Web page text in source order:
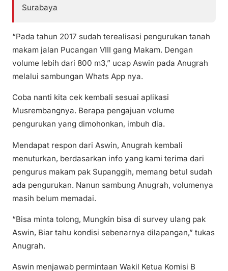
Surabaya
“Pada tahun 2017 sudah terealisasi pengurukan tanah
makam jalan Pucangan VIII gang Makam. Dengan
volume lebih dari 800 m3,” ucap Aswin pada Anugrah
melalui sambungan Whats App nya.
Coba nanti kita cek kembali sesuai aplikasi
Musrembangnya. Berapa pengajuan volume
pengurukan yang dimohonkan, imbuh dia.
Mendapat respon dari Aswin, Anugrah kembali
menuturkan, berdasarkan info yang kami terima dari
pengurus makam pak Supanggih, memang betul sudah
ada pengurukan. Nanun sambung Anugrah, volumenya
masih belum memadai.
“Bisa minta tolong, Mungkin bisa di survey ulang pak
Aswin, Biar tahu kondisi sebenarnya dilapangan,” tukas
Anugrah.
Aswin menjawab permintaan Wakil Ketua Komisi B